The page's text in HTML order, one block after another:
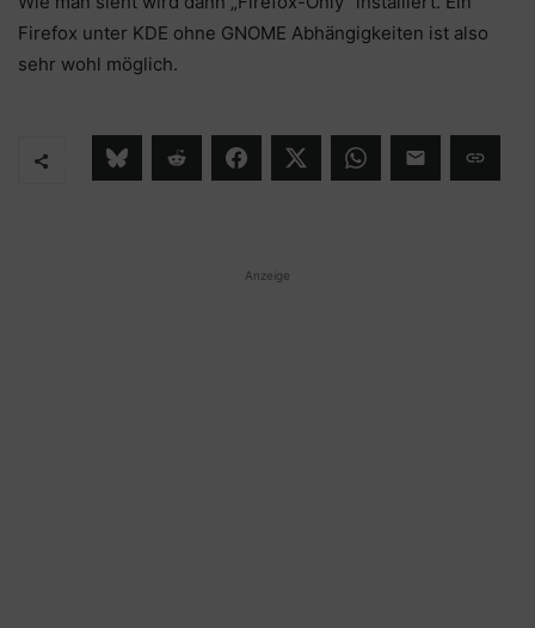
Firefox unter KDE ohne GNOME Abhängigkeiten ist also
sehr wohl möglich.
Anzeige